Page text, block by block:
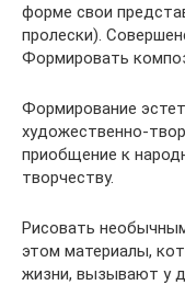
форме свои
пролески).
Формировать
Формирование
художественно-
приобщение к
творчеству.
Рисовать
этом материалы,
жизни, вызывают у